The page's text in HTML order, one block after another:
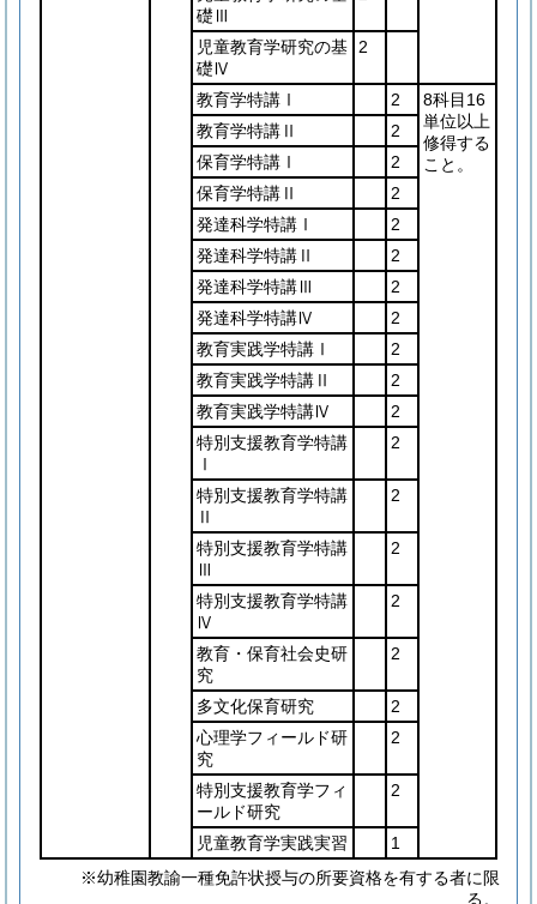
礎Ⅲ
児童教育学研究の基
礎Ⅳ
2
教育学特講Ⅰ 2
8科目16
単位以上
修得する
こと。
教育学特講Ⅱ
2
保育学特講Ⅰ
2
保育学特講Ⅱ
2
発達科学特講Ⅰ
2
発達科学特講Ⅱ
2
発達科学特講Ⅲ
2
発達科学特講Ⅳ
2
教育実践学特講Ⅰ
2
教育実践学特講Ⅱ
2
教育実践学特講Ⅳ
2
特別支援教育学特講
Ⅰ
2
特別支援教育学特講
Ⅱ
2
特別支援教育学特講
Ⅲ
2
特別支援教育学特講
Ⅳ
2
教育・保育社会史研
究
2
多文化保育研究
2
心理学フィールド研
究
2
特別支援教育学フィ
ールド研究
2
児童教育学実践実習
1
※幼稚園教諭一種免許状授与の所要資格を有する者に限
る。